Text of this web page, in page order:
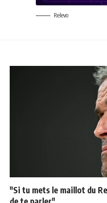
Relevo
"Si tu mets le maillot du